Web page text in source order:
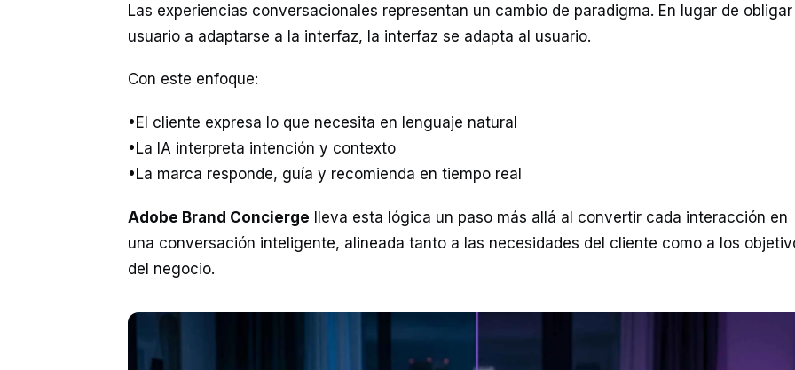
Las experiencias conversacionales representan un cambio de paradigma. En lugar de
usuario a adaptarse a la interfaz, la interfaz se adapta al usuario.
Con este enfoque:
•El cliente expresa lo que necesita en lenguaje natural
•La IA interpreta intención y contexto
•La marca responde, guía y recomienda en tiempo real
Adobe Brand Concierge lleva esta lógica un paso más allá al convertir cada interacción en
una conversación inteligente, alineada tanto a las necesidades del cliente como a los
del negocio.